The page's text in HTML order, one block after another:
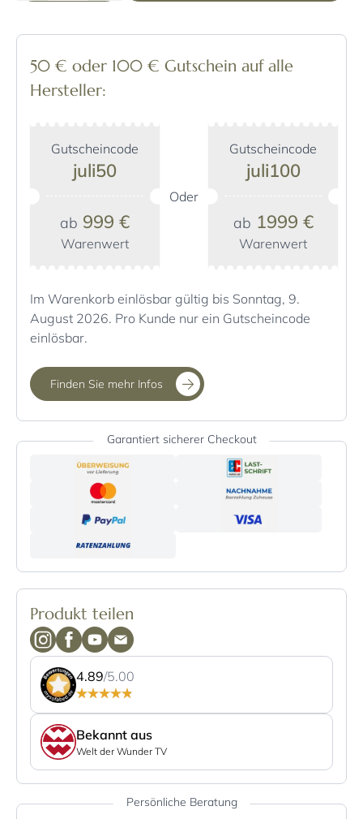
50 € oder 100 € Gutschein auf alle
Hersteller:
Gutscheincode
juli50
ab 999 €
Warenwert
Oder
Gutscheincode
juli100
ab 1999 €
Warenwert
Im Warenkorb einlösbar gültig bis Sonntag, 9.
August 2026. Pro Kunde nur ein Gutscheincode
einlösbar.
Finden Sie mehr Infos
Garantiert sicherer Checkout
Produkt teilen
4.89/5.00
Bekannt aus
Welt der Wunder TV
Persönliche Beratung